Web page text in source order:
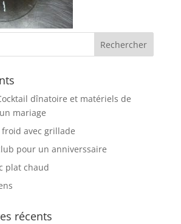
dînatoire et matériels de
mariage
avec grillade
pour un anniverssaire
plat chaud
récents